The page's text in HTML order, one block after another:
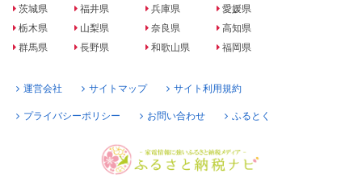
茨城県
栃木県
群馬県
福井県
山梨県
長野県
兵庫県
奈良県
和歌山県
愛媛県
高知県
福岡県
運営会社 サイトマップ サイト利用規約
プライバシーポリシー お問い合わせ ふるとく